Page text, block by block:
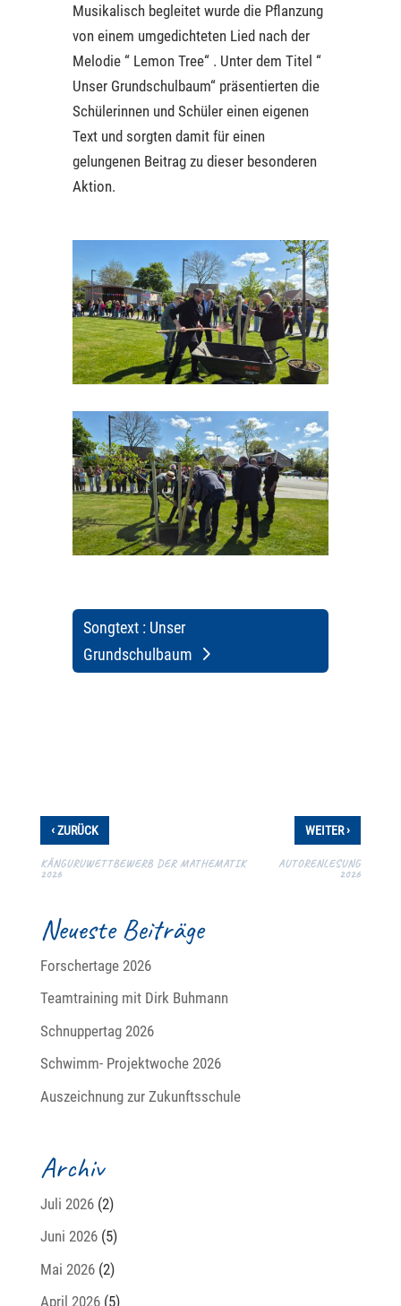
Musikalisch begleitet wurde die Pflanzung
von einem umgedichteten Lied nach der
Melodie “ Lemon Tree“ . Unter dem Titel “
Unser Grundschulbaum“ präsentierten die
Schülerinnen und Schüler einen eigenen
Text und sorgten damit für einen
gelungenen Beitrag zu dieser besonderen
Aktion.
Songtext : Unser
Grundschulbaum
‹ZURÜCK
KÄNGURUWETTBEWERB DER MATHEMATIK
2026
WEITER›
AUTORENLESUNG
2026
Neueste Beiträge
Forschertage 2026
Teamtraining mit Dirk Buhmann
Schnuppertag 2026
Schwimm- Projektwoche 2026
Auszeichnung zur Zukunftsschule
Archiv
Juli 2026(2)
Juni 2026(5)
Mai 2026(2)
April 2026(5)